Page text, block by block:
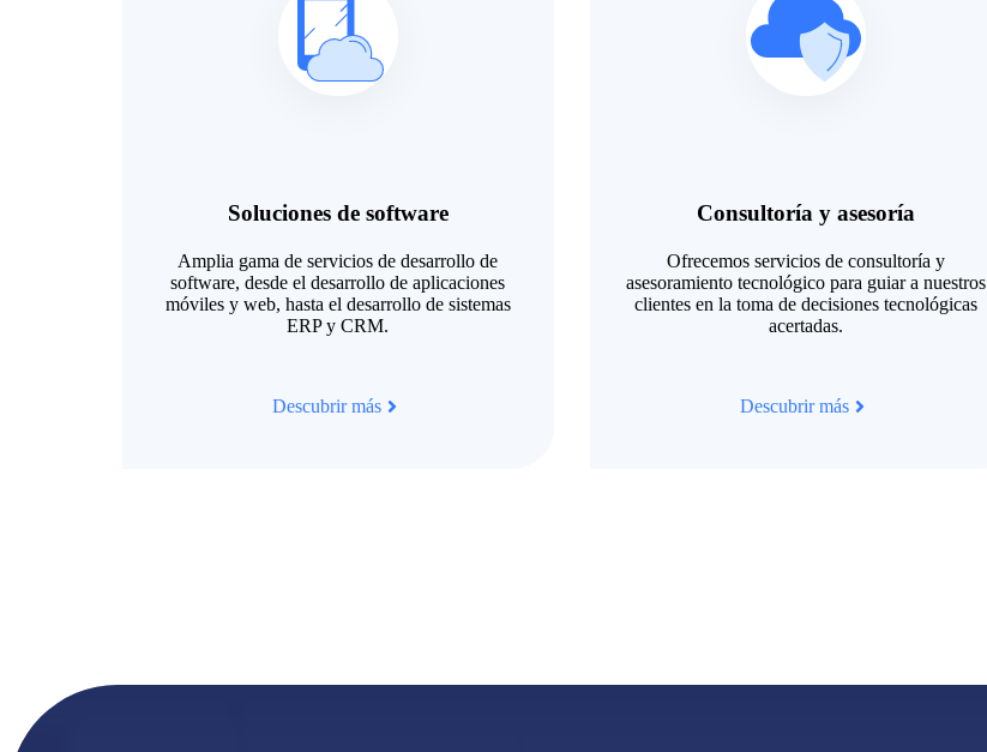
Soluciones de software
Amplia gama de servicios de desarrollo de
software, desde el desarrollo de aplicaciones
móviles y web, hasta el desarrollo de sistemas
ERP y CRM.
Descubrir más
Consultoría y asesoría
Ofrecemos servicios de consultoría y
asesoramiento tecnológico para guiar a nuestros
clientes en la toma de decisiones tecnológicas
acertadas.
Descubrir más